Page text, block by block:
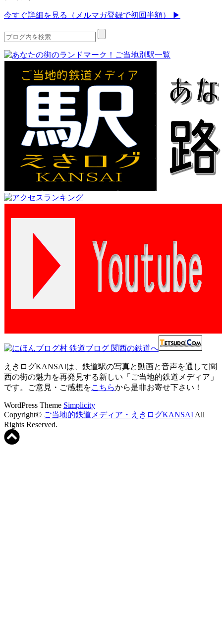
今すぐ詳細を見る（メルマガ登録で初回半額） ▶
えきログKANSAIは、鉄道駅の写真と動画と音声を通して関
西の街の魅力を再発見する新しい「ご当地的鉄道メディア」
です。ご意見・ご感想をこちらから是非お寄せ下さい！
WordPress Theme Simplicity
Copyright© ご当地的鉄道メディア・えきログKANSAI All
Rights Reserved.